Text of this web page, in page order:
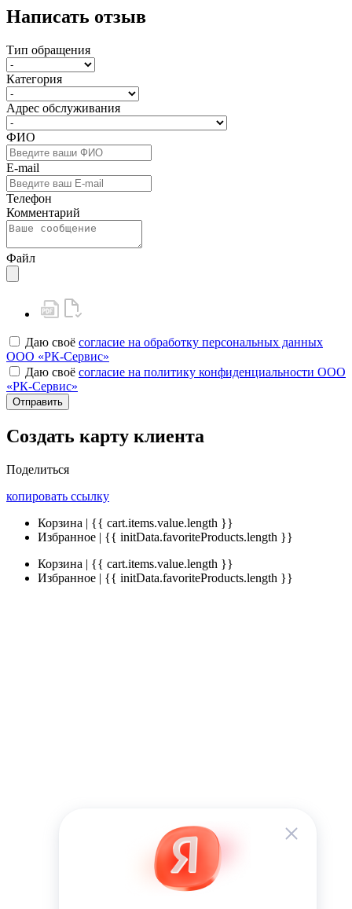
Написать отзыв
Тип обращения
Категория
Адрес обслуживания
ФИО
E-mail
Телефон
Комментарий
Файл
Даю своё согласие на обработку персональных данных
ООО «РК-Сервис»
Даю своё согласие на политику конфиденциальности ООО
«РК-Сервис»
Отправить
Создать карту клиента
Поделиться
копировать ссылку
Корзина | {{ cart.items.value.length }}
Избранное | {{ initData.favoriteProducts.length }}
Корзина | {{ cart.items.value.length }}
Избранное | {{ initData.favoriteProducts.length }}